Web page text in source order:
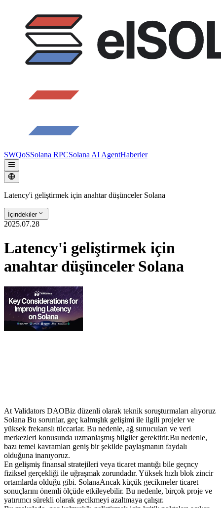
SWQoSSolana RPCSolana AI AgentHaberler
Latency'i geliştirmek için anahtar düşünceler Solana
İçindekiler
2025.07.28
Latency'i geliştirmek için
anahtar düşünceler Solana
At Validators DAOBiz düzenli olarak teknik soruşturmaları alıyoruz
Solana Bu sorunlar, geç kalmışlık gelişimi ile ilgili projeler ve
yüksek frekanslı tüccarlar. Bu nedenle, ağ sunucuları ve veri
merkezleri konusunda uzmanlaşmış bilgiler gerektirir.Bu nedenle,
bazı temel kavramları geniş bir şekilde paylaşmanın faydalı
olduğuna inanıyoruz.
En gelişmiş finansal stratejileri veya ticaret mantığı bile geçncy
fiziksel gerçekliği ile uğraşmak zorundadır. Yüksek hızlı blok zincir
ortamlarda olduğu gibi. SolanaAncak küçük gecikmeler ticaret
sonuçlarını önemli ölçüde etkileyebilir. Bu nedenle, birçok proje ve
yatırımcı sürekli olarak gecikmeyi azaltmaya çalışır.